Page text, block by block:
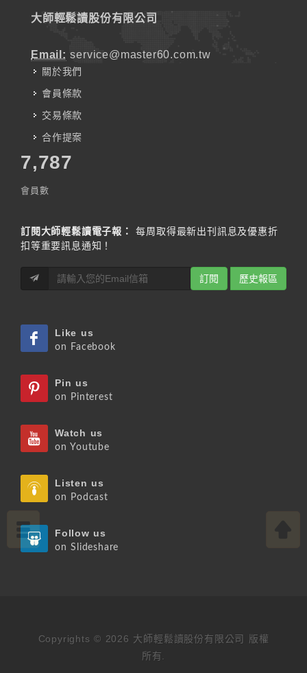
大師輕鬆讀股份有限公司
Email: service@master60.com.tw
關於我們
會員條款
交易條款
合作提案
7,787
會員數
訂閱大師輕鬆讀電子報：
每周取得最新出刊訊息及優惠折
扣等重要訊息通知！
訂閱 歷史報區
Like us
on Facebook
Pin us
on Pinterest
Watch us
on Youtube
Listen us
on Podcast
Follow us
on Slideshare
Copyrights © 2026 大師輕鬆讀股份有限公司 版權
所有.